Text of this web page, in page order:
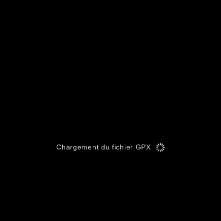
Chargement du fichier GPX